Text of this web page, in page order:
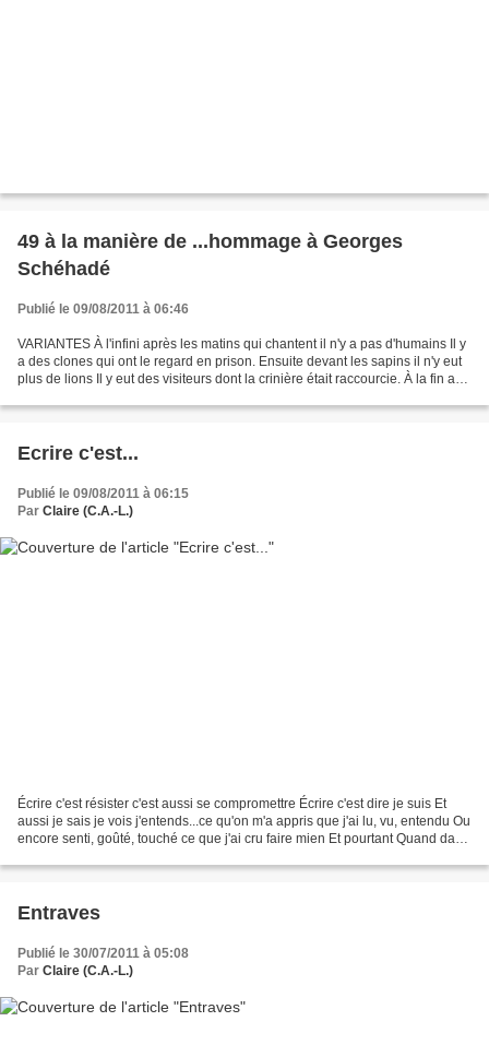
49 à la manière de ...hommage à Georges
Schéhadé
Publié le 09/08/2011 à 06:46
VARIANTES À l'infini après les matins qui chantent il n'y a pas d'humains Il y
a des clones qui ont le regard en prison. Ensuite devant les sapins il n'y eut
plus de lions Il y eut des visiteurs dont la crinière était raccourcie. À la fin au
Ecrire c'est...
Publié le 09/08/2011 à 06:15
Par Claire (C.A.-L.)
Écrire c'est résister c'est aussi se compromettre Écrire c'est dire je suis Et
aussi je sais je vois j'entends...ce qu'on m'a appris que j'ai lu, vu, entendu Ou
encore senti, goûté, touché ce que j'ai cru faire mien Et pourtant Quand dans
Entraves
Publié le 30/07/2011 à 05:08
Par Claire (C.A.-L.)